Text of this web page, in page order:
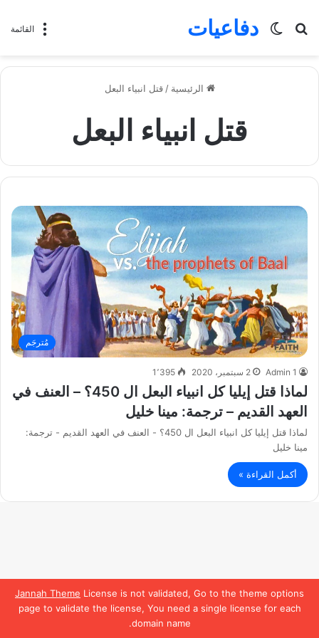
Jannah Theme License is not validated, Go to the theme options
page to validate the license, You need a single license for each
domain name.
القائمة دفاعيات
بحث
الوضع
الرئيسية / قتل انبياء البعل
قتل انبياء البعل
مُترجَم
Admin 1 2 سبتمبر، 2020 1٬395
لماذا قتل إيليا كل انبياء البعل ال 450؟ – العنف في
العهد القديم – ترجمة: مينا خليل
لماذا قتل إيليا كل انبياء البعل ال 450؟ - العنف في العهد القديم - ترجمة:
مينا خليل
أكمل القراءة »